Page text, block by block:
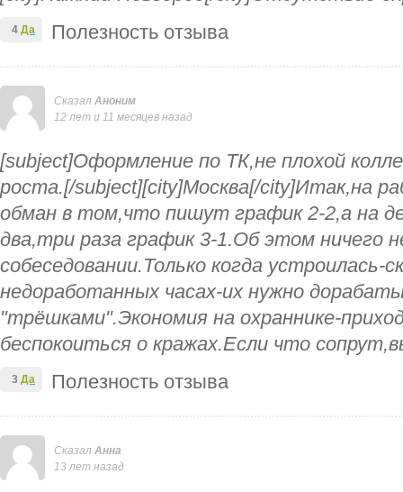
Полезность отзыва
4 Да
Сказал Аноним
12 лет и 11 месяцев назад
[subject]Оформление по ТК,не плохой
роста.[/subject][city]Москва[/city]Итак,на
обман в том,что пишут график 2-2,а на
два,три раза график 3-1.Об этом ничего
собеседовании.Только когда устроилась-
недоработанных часах-их нужно
"трёшками".Экономия на охраннике-
беспокоиться о кражах.Если что
Полезность отзыва
3 Да
Сказал Анна
13 лет назад